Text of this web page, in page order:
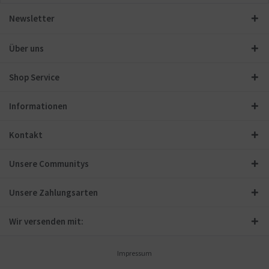
Newsletter
Über uns
Shop Service
Informationen
Kontakt
Unsere Communitys
Unsere Zahlungsarten
Wir versenden mit:
Impressum